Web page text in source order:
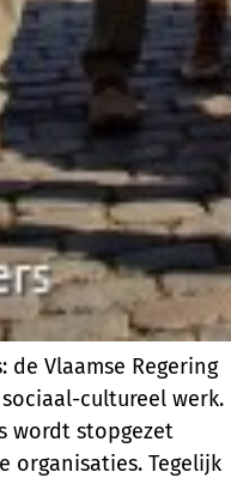
de Vlaamse Regering
cultureel werk.
wordt stopgezet
organisaties. Tegelijk